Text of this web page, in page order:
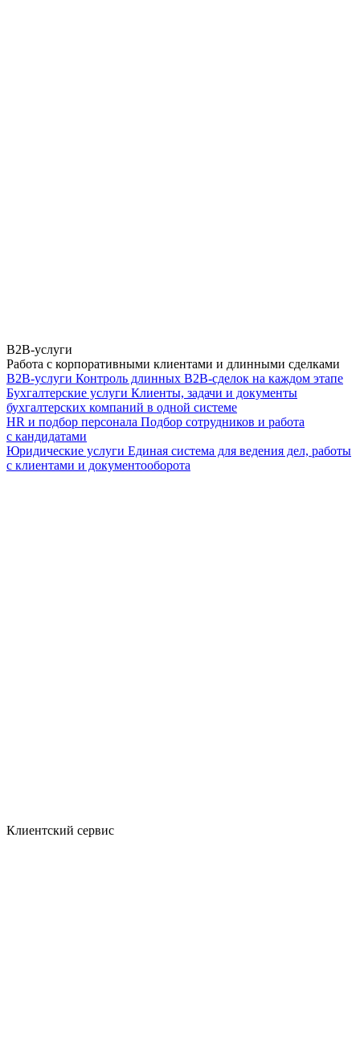
B2B-услуги
Работа с корпоративными клиентами и длинными сделками
B2B-услуги Контроль длинных B2B-сделок на каждом этапе
Бухгалтерские услуги Клиенты, задачи и документы
бухгалтерских компаний в одной системе
HR и подбор персонала Подбор сотрудников и работа
с кандидатами
Юридические услуги Единая система для ведения дел, работы
с клиентами и документооборота
Клиентский сервис